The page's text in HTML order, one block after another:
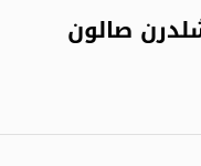
صالون